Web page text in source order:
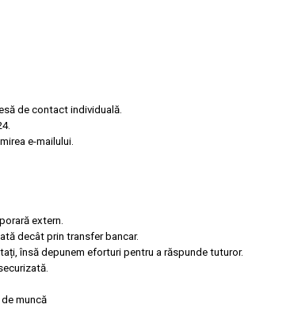
de contact individuală.
e-mailului.
extern.
decât prin transfer bancar.
însă depunem eforturi pentru a răspunde tuturor.
muncă